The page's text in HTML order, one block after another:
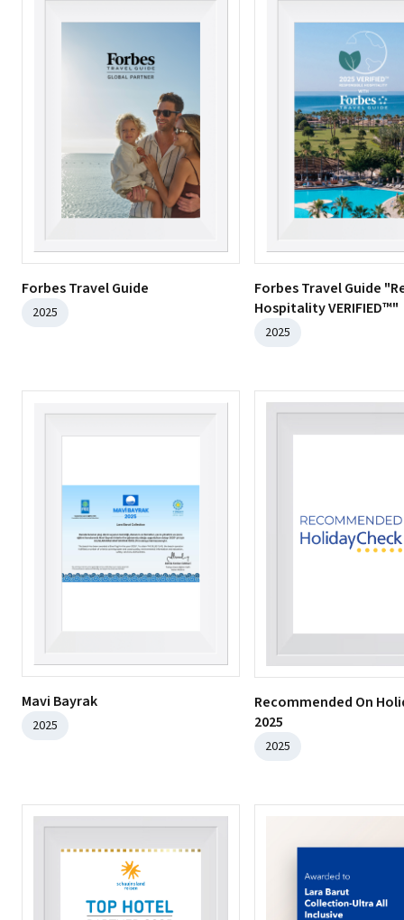
Forbes Travel Guide
2025
Forbes Travel Guide
Hospitality VERIFIED™"
2025
Mavi Bayrak
2025
Recommended On
2025
2025